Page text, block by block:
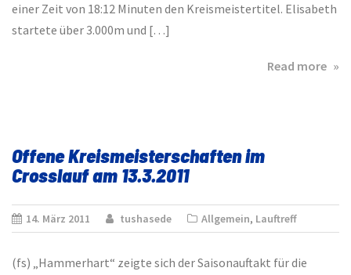
einer Zeit von 18:12 Minuten den Kreismeistertitel. Elisabeth
startete über 3.000m und […]
Read more
Offene Kreismeisterschaften im
Crosslauf am 13.3.2011
14. März 2011 tushasede Allgemein, Lauftreff
(fs) „Hammerhart“ zeigte sich der Saisonauftakt für die